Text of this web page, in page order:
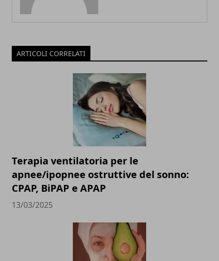
ARTICOLI CORRELATI
Terapia ventilatoria per le
apnee/ipopnee ostruttive del sonno:
CPAP, BiPAP e APAP
13/03/2025